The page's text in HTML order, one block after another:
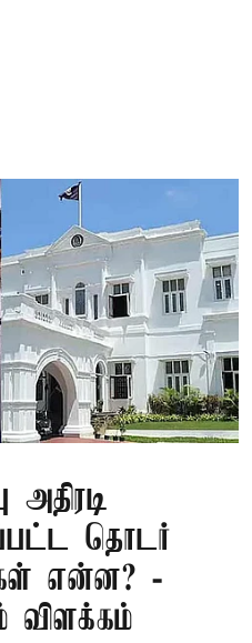
அதிரடி
தொடர்
என்ன? -
விளக்கம்